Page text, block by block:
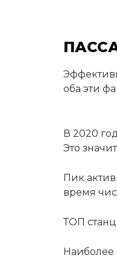
оба эти
В 2020
Это
Пик
время
ТОП
Наиболее